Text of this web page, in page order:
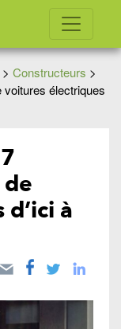
> Constructeurs >
électriques
à